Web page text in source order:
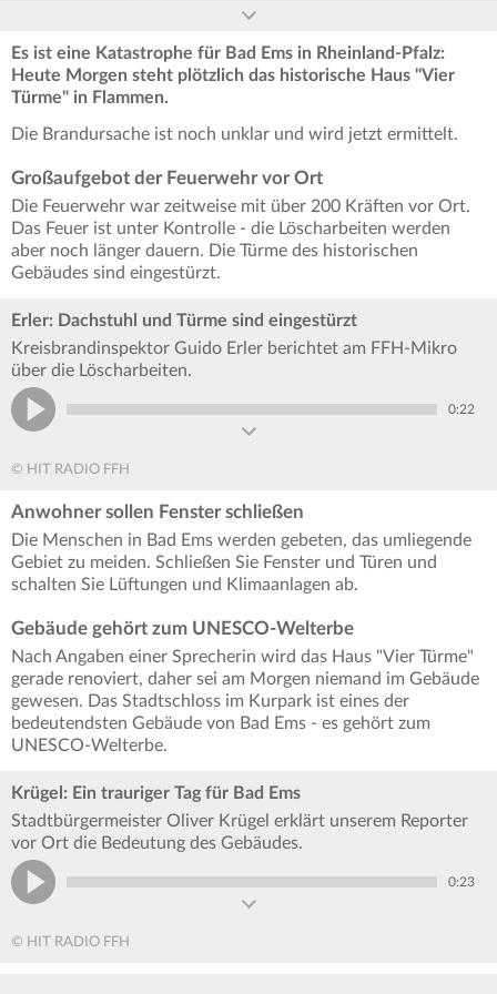
Es ist eine Katastrophe für Bad Ems in Rheinland-Pfalz:
Heute Morgen steht plötzlich das historische Haus "Vier
Türme" in Flammen.
Die Brandursache ist noch unklar und wird jetzt ermittelt.
Großaufgebot der Feuerwehr vor Ort
Die Feuerwehr war zeitweise mit über 200 Kräften vor Ort.
Das Feuer ist unter Kontrolle - die Löscharbeiten werden
aber noch länger dauern. Die Türme des historischen
Gebäudes sind eingestürzt.
Erler: Dachstuhl und Türme sind eingestürzt
Kreisbrandinspektor Guido Erler berichtet am FFH-Mikro
über die Löscharbeiten.
0:22
© HIT RADIO FFH
Anwohner sollen Fenster schließen
Die Menschen in Bad Ems werden gebeten, das umliegende
Gebiet zu meiden. Schließen Sie Fenster und Türen und
schalten Sie Lüftungen und Klimaanlagen ab.
Gebäude gehört zum UNESCO-Welterbe
Nach Angaben einer Sprecherin wird das Haus "Vier Türme"
gerade renoviert, daher sei am Morgen niemand im Gebäude
gewesen. Das Stadtschloss im Kurpark ist eines der
bedeutendsten Gebäude von Bad Ems - es gehört zum
UNESCO-Welterbe.
Krügel: Ein trauriger Tag für Bad Ems
Stadtbürgermeister Oliver Krügel erklärt unserem Reporter
vor Ort die Bedeutung des Gebäudes.
0:23
© HIT RADIO FFH